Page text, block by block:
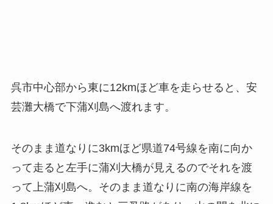
呉市中心部から東に12kmほど車を走らせると、安
芸灘大橋で下蒲刈島へ渡れます。
そのまま道なりに3kmほど県道74号線を南に向か
って走ると左手に蒲刈大橋が見えるのでそれを渡
って上蒲刈島へ。そのまま道なりに南の海岸線を